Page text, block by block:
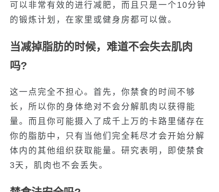
可以非常有效的进行减肥，而且只是一个10分钟
的锻炼计划，在家里或健身房都可以做。
当减掉脂肪的时候，难道不会失去肌肉
吗?
这一点完全不担心。首先，你禁食的时间不够
长，所以你的身体绝对不会分解肌肉以获得能
量。而且你可能摄入了成千上万的卡路里储存在
你的脂肪中，只有当他们完全耗尽才会开始分解
体内的其他组织获取能量。研究表明，即使禁食
3天，肌肉也不会丢失。